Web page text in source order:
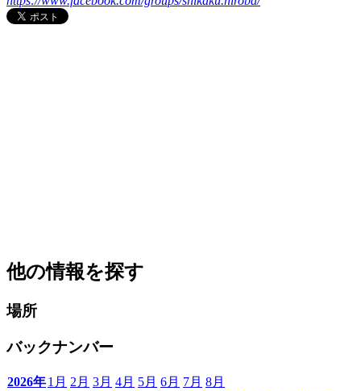
他の情報を探す
場所
バックナンバー
2026年1月 2月 3月 4月 5月 6月 7月 8月